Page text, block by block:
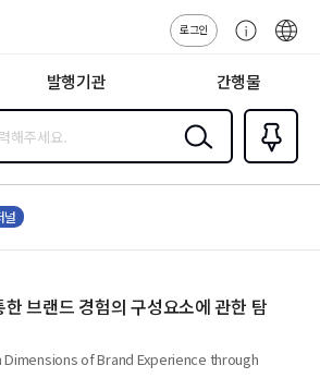
로그인
센
발행기관 간행물
검색
즐겨찾
기0
널
브랜드 경험의 구성요소에 관한 탐
of Brand Experience through